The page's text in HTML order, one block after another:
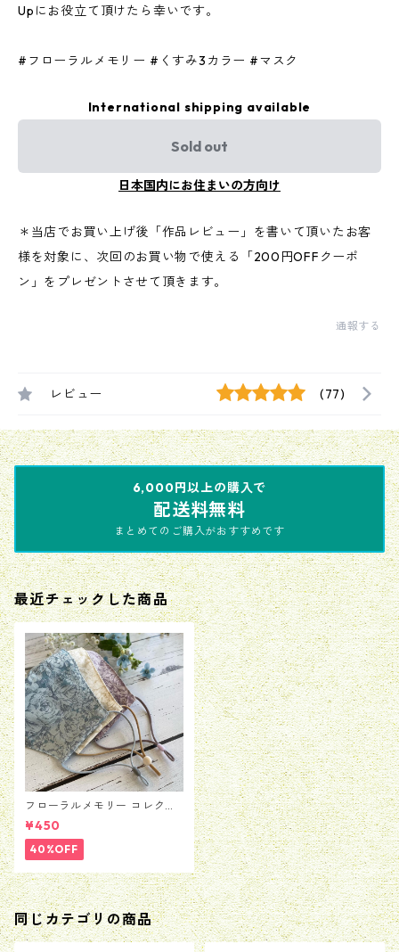
Upにお役立て頂けたら幸いです。
#フローラルメモリー #くすみ3カラー #マスク
International shipping available
Sold out
日本国内にお住まいの方向け
＊当店でお買い上げ後「作品レビュー」を書いて頂いたお客
様を対象に、次回のお買い物で使える「200円OFFクーポ
ン」をプレゼントさせて頂きます。
通報する
レビュー (77)
6,000円以上の購入で
配送料無料
まとめてのご購入がおすすめです
最近チェックした商品
フローラルメモリー コレクシ
ョン3カラーマスク
¥450
40%OFF
同じカテゴリの商品